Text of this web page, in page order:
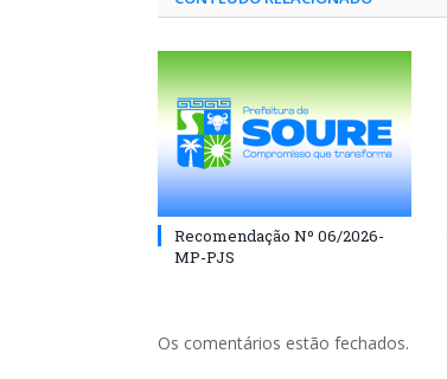
Recomendação Nº 06/2026-
MP-PJS
Os comentários estão fechados.